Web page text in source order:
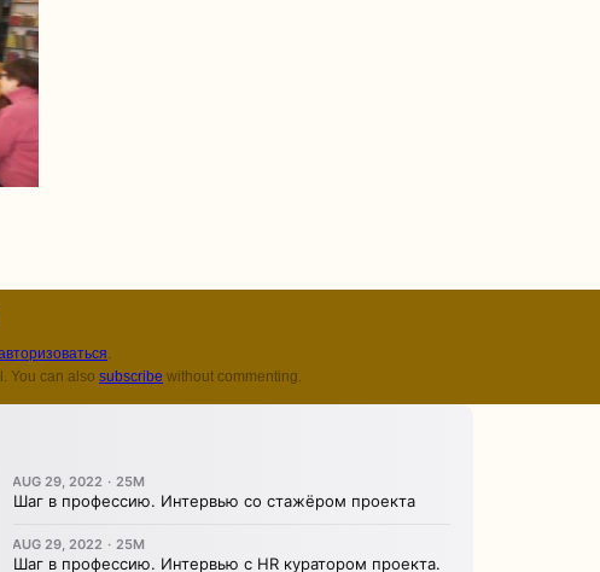
.
You can also subscribe without commenting.